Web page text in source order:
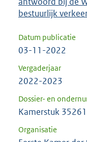
bestuurlijk
Datum publicatie
03-11-2022
Vergaderjaar
2022-2023
Dossier- en
Kamerstuk
Organisatie